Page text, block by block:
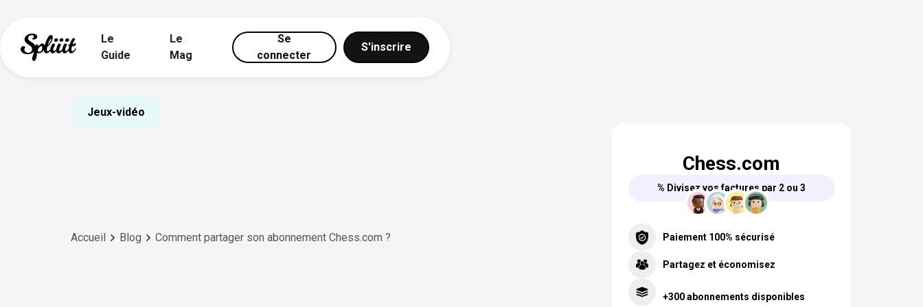
Le
Guide
Le
Mag
Se
connecter
S'inscrire
Jeux-vidéo
Accueil Blog Comment partager son abonnement Chess.com ?
Chess.com
% Divisez vos factures par 2 ou 3
Paiement 100% sécurisé
Partagez et économisez
+300 abonnements disponibles